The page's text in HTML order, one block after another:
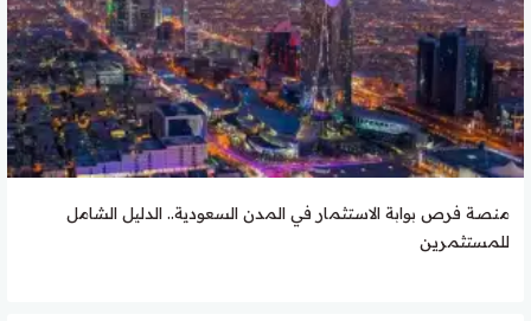
منصة فرص بوابة الاستثمار في المدن السعودية.. الدليل الشامل
للمستثمرين